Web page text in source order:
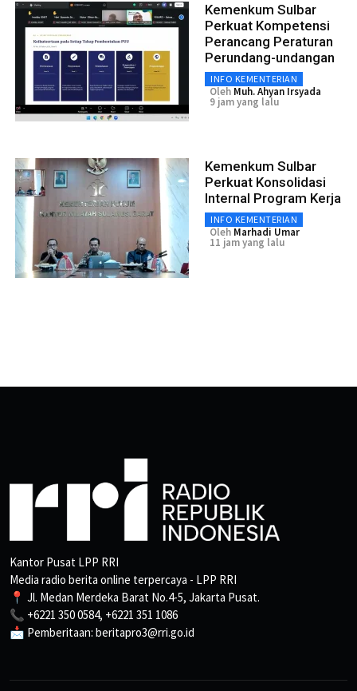
Kemenkum Sulbar
Perkuat Kompetensi
Perancang Peraturan
Perundang-undangan
INFO KEMENTERIAN
Oleh Muh. Ahyan Irsyada
9 jam yang lalu
Kemenkum Sulbar
Perkuat Konsolidasi
Internal Program Kerja
INFO KEMENTERIAN
Oleh Marhadi Umar
11 jam yang lalu
Kantor Pusat LPP RRI
Media radio berita online terpercaya - LPP RRI
📍 Jl. Medan Merdeka Barat No.4-5, Jakarta Pusat.
📞 +6221 350 0584, +6221 351 1086
📩 Pemberitaan: beritapro3@rri.go.id